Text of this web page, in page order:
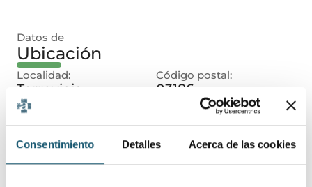
Consentimiento Detalles Acerca de las cookies
Datos de
Ubicación
Localidad:
Torrevieja
Código postal:
03186